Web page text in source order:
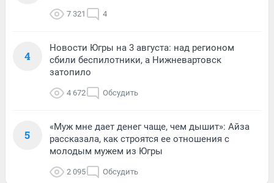
7 321 4
4
Новости Югры на 3 августа: над регионом
сбили беспилотники, а Нижневартовск
затопило
4 672 Обсудить
5
«Муж мне дает денег чаще, чем дышит»: Айза
рассказала, как строятся ее отношения с
молодым мужем из Югры
2 095 Обсудить